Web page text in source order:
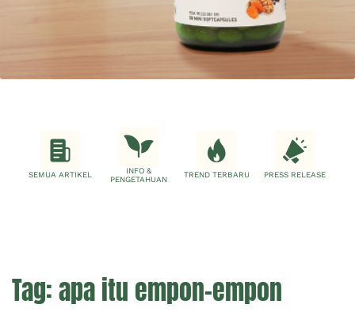
SEMUA ARTIKEL
INFO &
PENGETAHUAN
TREND TERBARU PRESS RELEASE
Tag:apa itu empon-empon